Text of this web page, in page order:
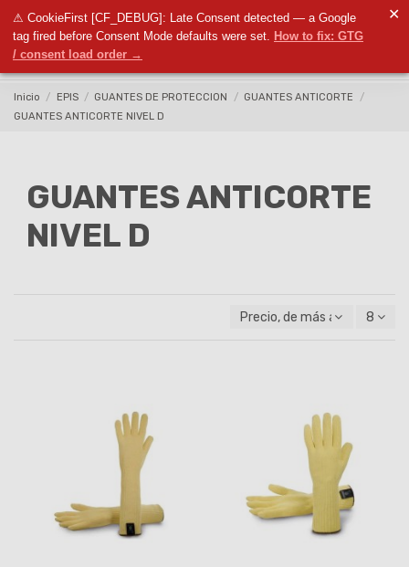
⚠ CookieFirst [CF_DEBUG]: Late Consent detected — a Google
tag fired before Consent Mode defaults were set. How to fix: GTG
/ consent load order →
✕
Inicio EPIS GUANTES DE PROTECCION
GUANTES ANTICORTE
GUANTES ANTICORTE NIVEL D
GUANTES ANTICORTE
NIVEL D
Precio, de más alto a más
8